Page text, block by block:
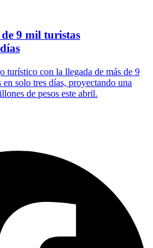
9 mil turistas
turístico con la llegada de más de 9
solo tres días, proyectando una
de pesos este abril.